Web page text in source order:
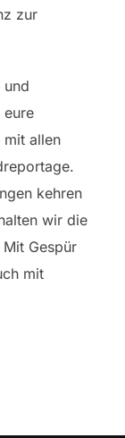
zur
eure
allen
kehren
wir die
Gespür
mit